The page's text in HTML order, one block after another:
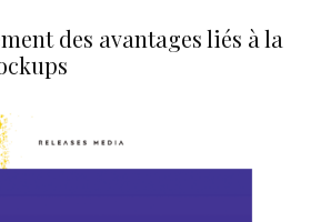
des avantages liés à la